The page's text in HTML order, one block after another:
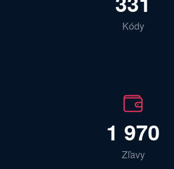
Kódy
1 970
Zľavy